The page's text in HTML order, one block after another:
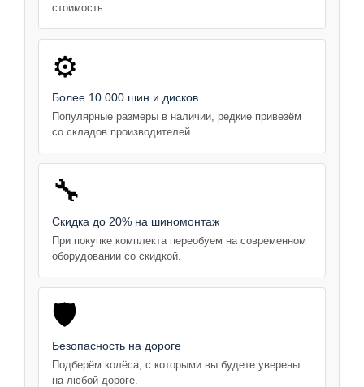
стоимость.
⚙️
Более 10 000 шин и дисков
Популярные размеры в наличии, редкие привезём
со складов производителей.
🔧
Скидка до 20% на шиномонтаж
При покупке комплекта переобуем на современном
оборудовании со скидкой.
🛡️
Безопасность на дороге
Подберём колёса, с которыми вы будете уверены
на любой дороге.